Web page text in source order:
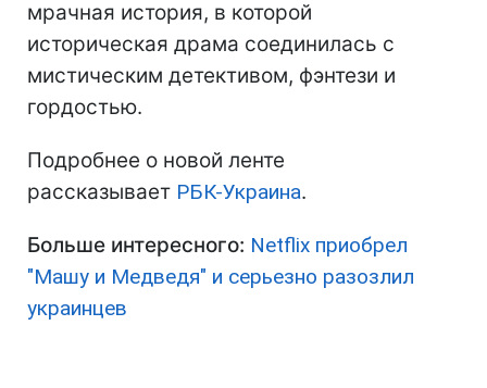
мрачная история, в которой
историческая драма соединилась с
мистическим детективом, фэнтези и
гордостью.
Подробнее о новой ленте
рассказывает РБК-Украина.
Больше интересного: Netflix приобрел
"Машу и Медведя" и серьезно разозлил
украинцев